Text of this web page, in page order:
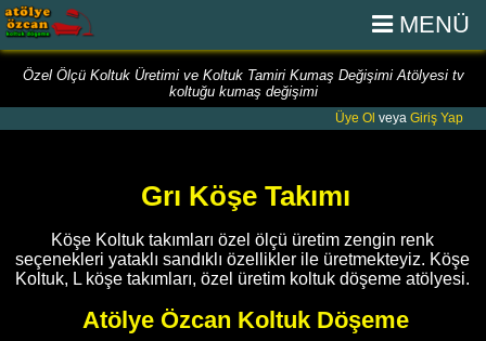
MENÜ
Özel Ölçü Koltuk Üretimi ve Koltuk Tamiri Kumaş Değişimi Atölyesi tv
koltuğu kumaş değişimi
Üye Ol veya Giriş Yap
Grı Köşe Takımı
Köşe Koltuk takımları özel ölçü üretim zengin renk
seçenekleri yataklı sandıklı özellikler ile üretmekteyiz. Köşe
Koltuk, L köşe takımları, özel üretim koltuk döşeme atölyesi.
Atölye Özcan Koltuk Döşeme